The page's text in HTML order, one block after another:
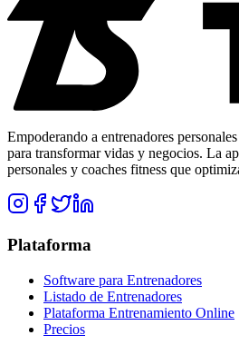
Empoderando a entrenadores
para transformar vidas y negocios. La
personales y coaches fitness que
Plataforma
Software para Entrenadores
Listado de Entrenadores
Plataforma Entrenamiento Online
Precios